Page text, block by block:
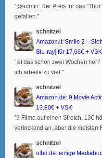
"@admin: Der Preis für das
gefallen."
schnitzel
Amazon.it: Smile 2 –
Blu-ray] für 17,66€ + VSK
"Ist das schon zwei Wochen
ich arbeite zu viel."
schnitzel
Amazon.de: 9 Movie
13,80€ + VSK
"9 Filme auf einen Streich. 13€
verlockend an, aber die meisten
schnitzel
ofbd.de: einige